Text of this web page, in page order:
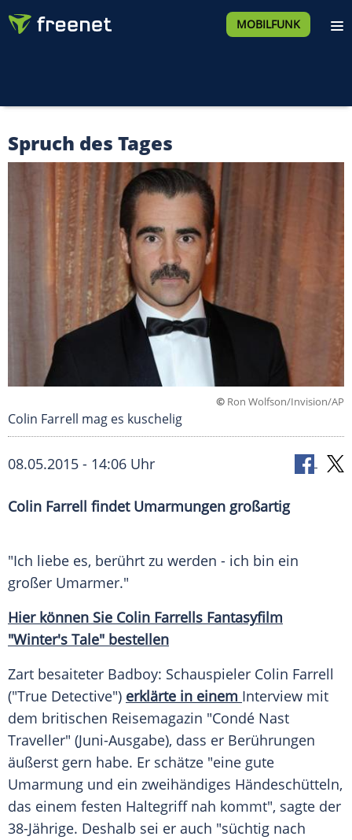
MOBILFUNK
Spruch des Tages
© Ron Wolfson/Invision/AP
Colin Farrell mag es kuschelig
08.05.2015 - 14:06 Uhr
Colin Farrell findet Umarmungen großartig
"Ich liebe es, berührt zu werden - ich bin ein
großer Umarmer."
Hier können Sie Colin Farrells Fantasyfilm
"Winter's Tale" bestellen
Zart besaiteter Badboy: Schauspieler Colin Farrell
("True Detective") erklärte in einem Interview mit
dem britischen Reisemagazin "Condé Nast
Traveller" (Juni-Ausgabe), dass er Berührungen
äußerst gern habe. Er schätze "eine gute
Umarmung und ein zweihändiges Händeschütteln,
das einem festen Haltegriff nah kommt", sagte der
38-Jährige. Deshalb sei er auch "süchtig nach